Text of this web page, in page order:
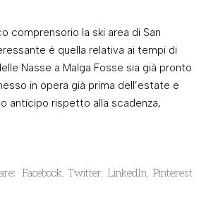
comprensorio la ski area di San
è quella relativa ai tempi di
Nasse a Malga Fosse sia già pronto
in opera già prima dell’estate e
anticipo rispetto alla scadenza,
Facebook Twitter LinkedIn Pinterest